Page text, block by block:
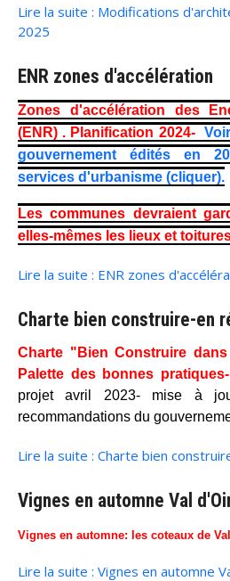
Lire la suite : Modifications
2025
ENR zones d'accélération
Zones d'accélération des
(ENR) . Planification 2024-
gouvernement édités en
services d'urbanisme (cliquer).
Les communes devraient
elles-mêmes les lieux et
Lire la suite : ENR zones
Charte bien construire-en
Charte "Bien Construire
Palette des bonnes
projet avril 2023- mise à
recommandations du
Lire la suite : Charte bien
Vignes en automne Val
Vignes en automne: les coteaux de
Lire la suite : Vignes en automne